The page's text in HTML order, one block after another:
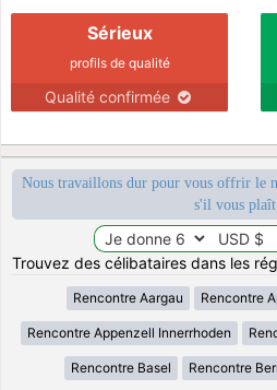
Sérieux
profils de qualité
Qualité confirmée
Nous travaillons dur pour vous offrir le
s'il vous plaît
Trouvez des célibataires dans les
Rencontre Aargau Rencontre
Rencontre Appenzell Innerrhoden
Rencontre Basel Rencontre